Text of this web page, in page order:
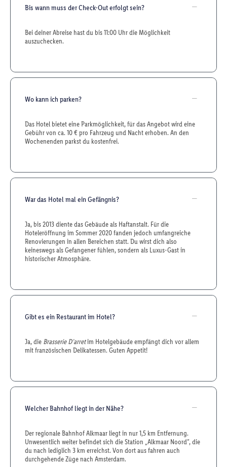
Bis wann muss der Check-Out erfolgt sein?
Bei deiner Abreise hast du bis 11:00 Uhr die Möglichkeit
auszuchecken.
Wo kann ich parken?
Das Hotel bietet eine Parkmöglichkeit, für das Angebot wird eine
Gebühr von ca. 10 € pro Fahrzeug und Nacht erhoben. An den
Wochenenden parkst du kostenfrei.
War das Hotel mal ein Gefängnis?
Ja, bis 2013 diente das Gebäude als Haftanstalt. Für die
Hoteleröffnung im Sommer 2020 fanden jedoch umfangreiche
Renovierungen in allen Bereichen statt. Du wirst dich also
keineswegs als Gefangener fühlen, sondern als Luxus-Gast in
historischer Atmosphäre.
Gibt es ein Restaurant im Hotel?
Ja, die Brasserie D’arretim Hotelgebäude empfängt dich vor allem
mit französischen Delikatessen. Guten Appetit!
Welcher Bahnhof liegt in der Nähe?
Der regionale Bahnhof Alkmaar liegt in nur 1,5 km Entfernung.
Unwesentlich weiter befindet sich die Station „Alkmaar Noord”, die
du nach lediglich 3 km erreichst. Von dort aus fahren auch
durchgehende Züge nach Amsterdam.